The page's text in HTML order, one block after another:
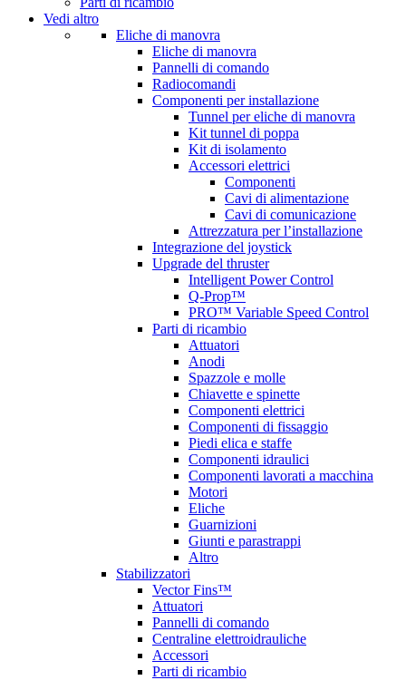
Vedi altro
Eliche di manovra
Eliche di manovra
Pannelli di comando
Radiocomandi
Componenti per installazione
Tunnel per eliche di manovra
Kit tunnel di poppa
Kit di isolamento
Accessori elettrici
Componenti
Cavi di alimentazione
Cavi di comunicazione
Attrezzatura per l’installazione
Integrazione del joystick
Upgrade del thruster
Intelligent Power Control
Q-Prop™
PRO™ Variable Speed Control
Parti di ricambio
Attuatori
Anodi
Spazzole e molle
Chiavette e spinette
Componenti elettrici
Componenti di fissaggio
Piedi elica e staffe
Componenti idraulici
Componenti lavorati a macchina
Motori
Eliche
Guarnizioni
Giunti e parastrappi
Altro
Stabilizzatori
Vector Fins™
Attuatori
Pannelli di comando
Centraline elettroidrauliche
Accessori
Parti di ricambio